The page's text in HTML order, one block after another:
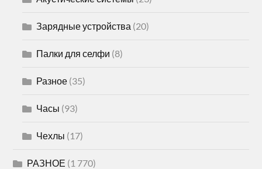
Зарядные устройства (20)
Палки для селфи (8)
Разное (35)
Часы (93)
Чехлы (17)
РАЗНОЕ (1 770)